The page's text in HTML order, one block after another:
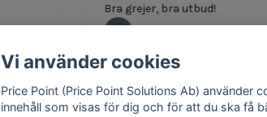
Bra grejer, bra utbud!
Vi använder cookies
Price Point (Price Point Solutions Ab) använder
innehåll som visas för dig och för att du ska få